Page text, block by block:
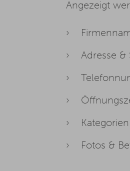
Angezeigt
Adresse
Kategorien
Fotos &